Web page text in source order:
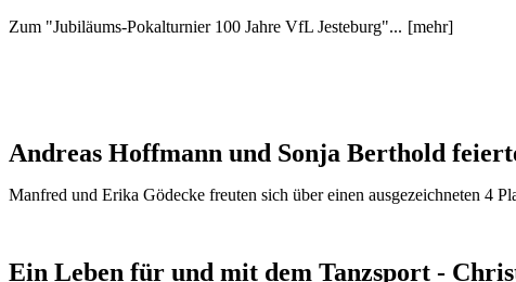
Zum "Jubiläums-Pokalturnier 100 Jahre VfL Jesteburg"... [mehr]
Andreas Hoffmann und Sonja Berthold
Manfred und Erika Gödecke freuten sich über einen ausgezeichneten 4
Ein Leben für und mit dem Tanzsport -